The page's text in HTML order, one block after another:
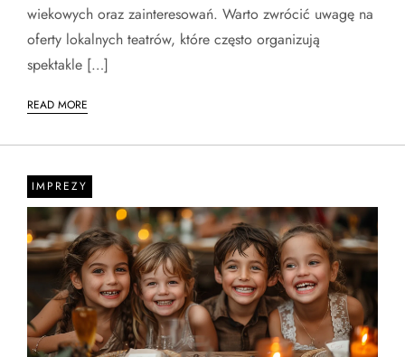
wiekowych oraz zainteresowań. Warto zwrócić uwagę na
oferty lokalnych teatrów, które często organizują
spektakle […]
READ MORE
IMPREZY